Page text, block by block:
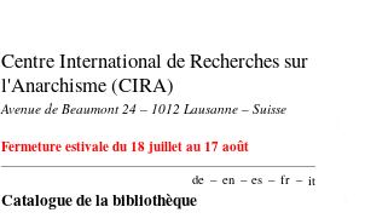
Centre International de Recherches sur
l'Anarchisme (CIRA)
Avenue de Beaumont 24 – 1012 Lausanne – Suisse
Fermeture estivale du 18 juillet au 17 août
de – en – es – fr – it
Catalogue de la bibliothèque